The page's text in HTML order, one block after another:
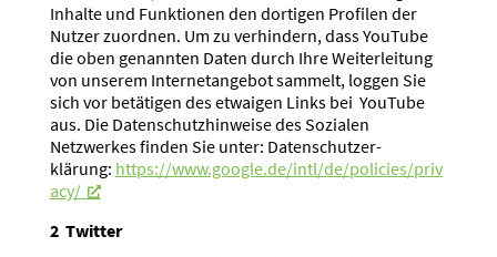
Inhalte und Funktionen den dortigen Profilen der
Nutzer zuordnen. Um zu verhindern, dass YouTube
die oben genannten Daten durch Ihre Weiter­leitung
von unserem Inter­net­an­gebot sammelt, loggen Sie
sich vor betätigen des etwaigen Links bei YouTube
aus. Die Daten­schutz­hin­weise des Sozialen
Netzwerkes finden Sie unter: Daten­schutz­er­
klärung: https://www.google.de/intl/de/policies/priv
acy/
2 Twitter